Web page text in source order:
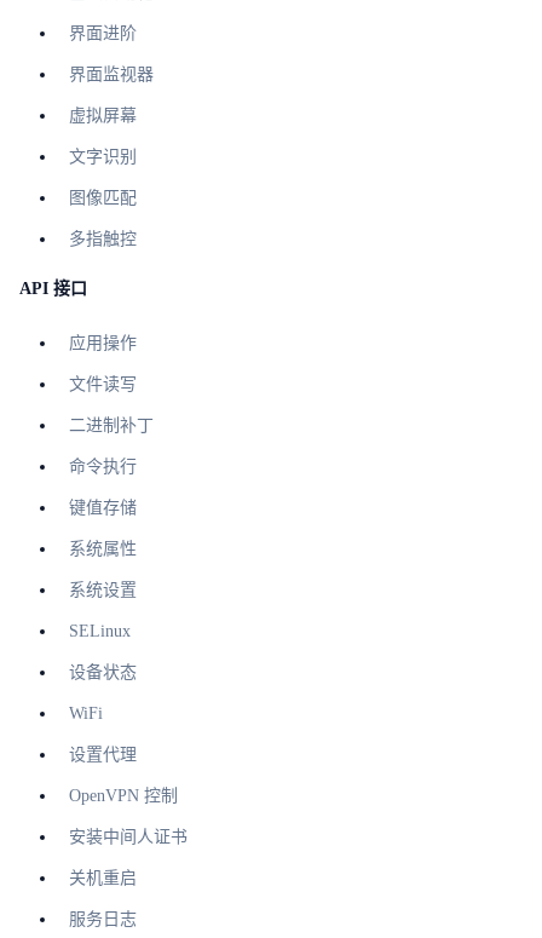
界面进阶
界面监视器
虚拟屏幕
文字识别
图像匹配
多指触控
API 接口
应用操作
文件读写
二进制补丁
命令执行
键值存储
系统属性
系统设置
SELinux
设备状态
WiFi
设置代理
OpenVPN 控制
安装中间人证书
关机重启
服务日志